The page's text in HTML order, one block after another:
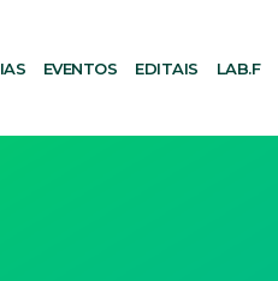
EVENTOS EDITAIS LAB.F